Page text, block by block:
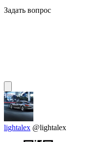
Задать вопрос
lightalex @lightalex